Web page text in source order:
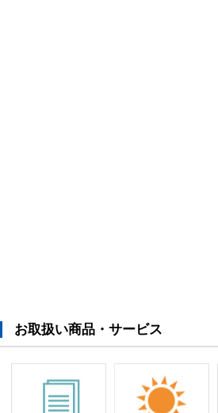
お取扱い商品・サービス